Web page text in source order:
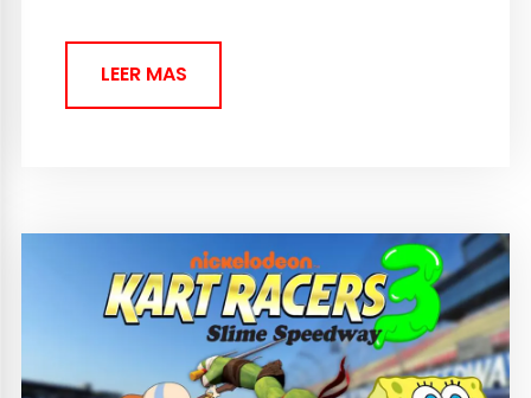
LEER MAS